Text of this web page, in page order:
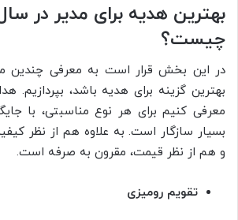
چیست؟
در این بخش قرار است به معرفی چندین
بهترین گزینه برای هدیه باشد، بپردازیم.
معرفی کنیم برای هر نوع مناسبتی، با
بسیار سازگار است. به علاوه هم از نظر
و هم از نظر قیمت، مقرون به صرفه است.
تقویم رومیزی